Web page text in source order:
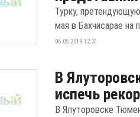
Турку,
мая в Бахчисарае на
06.05.2019 12:31
В
испечь
В Ялуторовске